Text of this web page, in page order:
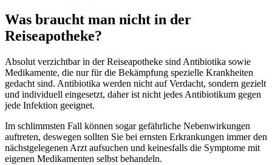
Was braucht man nicht in der
Reiseapotheke?
Absolut verzichtbar in der Reiseapotheke sind Antibiotika sowie
Medikamente, die nur für die Bekämpfung spezielle Krankheiten
gedacht sind. Antibiotika werden nicht auf Verdacht, sondern gezielt
und individuell eingesetzt, daher ist nicht jedes Antibiotikum gegen
jede Infektion geeignet.
Im schlimmsten Fall können sogar gefährliche Nebenwirkungen
auftreten, deswegen sollten Sie bei ernsten Erkrankungen immer den
nächstgelegenen Arzt aufsuchen und keinesfalls die Symptome mit
eigenen Medikamenten selbst behandeln.